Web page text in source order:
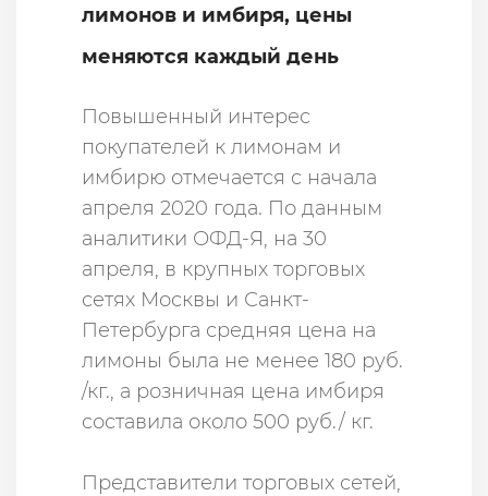
лимонов и имбиря, цены
меняются каждый день
Повышенный интерес
покупателей к лимонам и
имбирю отмечается с начала
апреля 2020 года. По данным
аналитики ОФД-Я, на 30
апреля, в крупных торговых
сетях Москвы и Санкт-
Петербурга средняя цена на
лимоны была не менее 180 руб.
/кг., а розничная цена имбиря
составила около 500 руб./ кг.
Представители торговых сетей,